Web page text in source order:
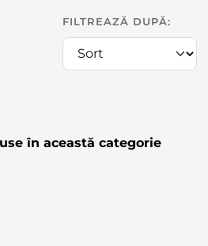
FILTREAZĂ DUPĂ:
în această categorie